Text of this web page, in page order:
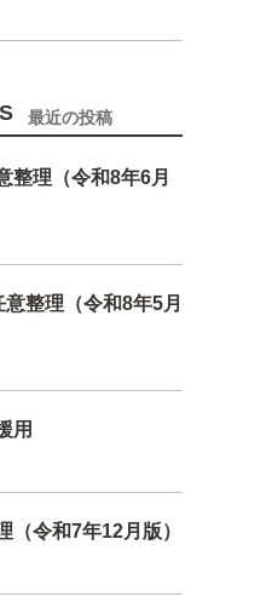
最近の投稿
整理（令和8年6月
整理（令和8年5月
用
（令和7年12月版）